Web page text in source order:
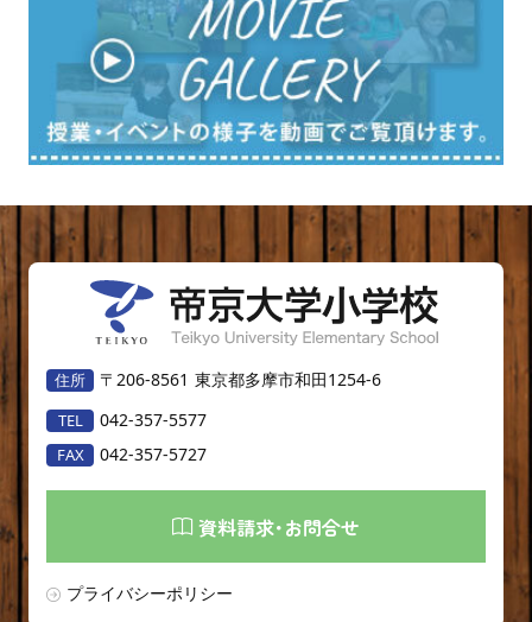
〒206-8561 東京都多摩市和田1254-6
042-357-5577
042-357-5727
資料請求･お問合せ
プライバシーポリシー